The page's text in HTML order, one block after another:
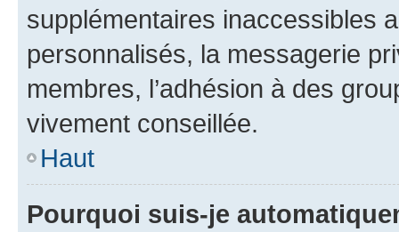
supplémentaires inaccessibles
personnalisés, la messagerie
membres, l’adhésion à des
vivement conseillée.
Haut
Pourquoi suis-je